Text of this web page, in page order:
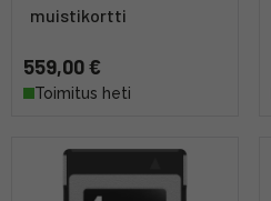
muistikortti
559,00 €
Toimitus heti